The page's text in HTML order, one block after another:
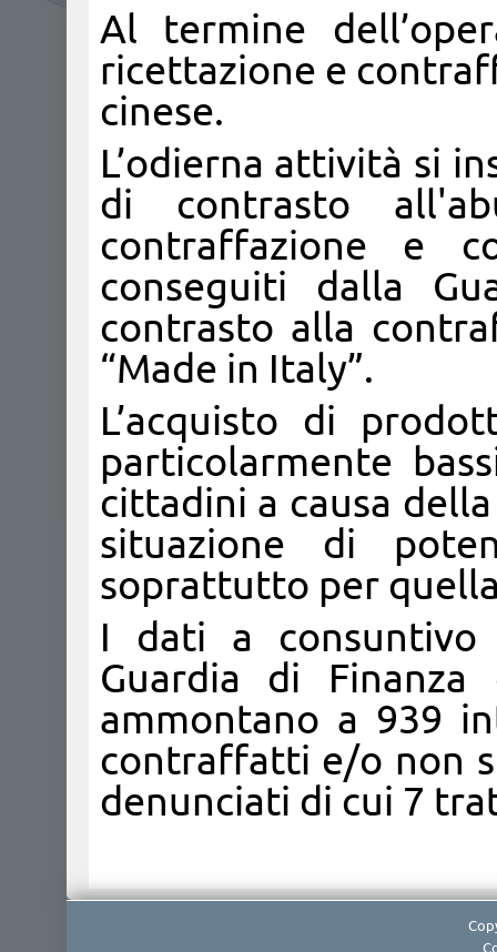
Al termine
ricettazione e
cinese.
L’odierna attività si
di contrasto
contraffazione e
conseguiti dalla
contrasto alla
“Made in Italy”.
L’acquisto di
particolarmente
cittadini a causa
situazione di
soprattutto per
I dati a consuntivo
Guardia di
ammontano a 939
contraffatti e/o non
denunciati di cui 7